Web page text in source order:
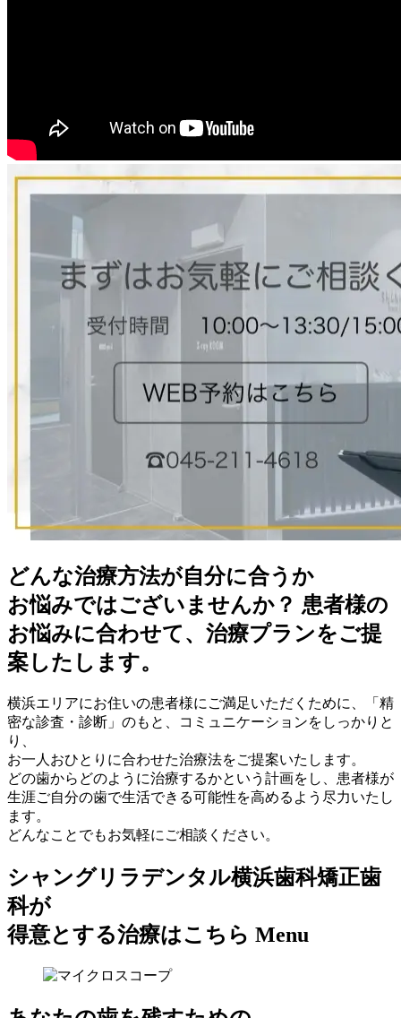
どんな治療方法が自分に合うか
お悩みではございませんか？ 患者様の
お悩みに合わせて、治療プランをご提
案したします。
横浜エリアにお住いの患者様にご満足いただくために、「精
密な診査・診断」のもと、コミュニケーションをしっかりと
り、
お一人おひとりに合わせた治療法をご提案いたします。
どの歯からどのように治療するかという計画をし、患者様が
生涯ご自分の歯で生活できる可能性を高めるよう尽力いたし
ます。
どんなことでもお気軽にご相談ください。
シャングリラデンタル横浜歯科矯正歯
科が
得意とする治療はこちら Menu